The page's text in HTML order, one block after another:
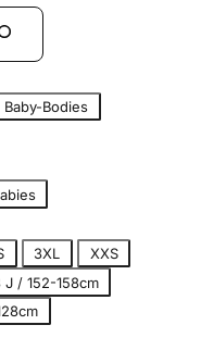
Baby-Bodies
3XL
XXS
J / 152-158cm